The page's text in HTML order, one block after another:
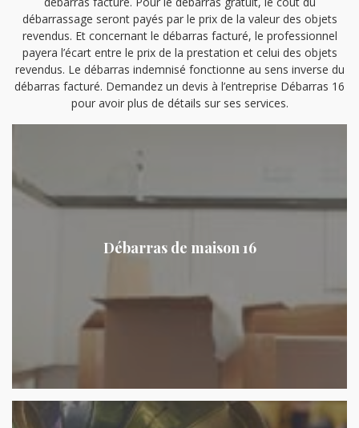
débarrassage seront payés par le prix de la valeur des objets
revendus. Et concernant le débarras facturé, le professionnel
payera l’écart entre le prix de la prestation et celui des objets
revendus. Le débarras indemnisé fonctionne au sens inverse du
débarras facturé. Demandez un devis à l’entreprise Débarras 16
pour avoir plus de détails sur ses services.
Débarras de maison 16